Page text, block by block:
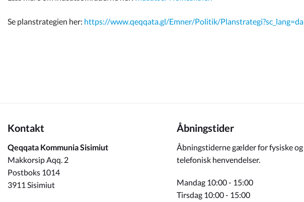
Se planstrategien her: https://www.qeqqata.gl/Emner/Politik/Planstrategi?sc_lang=da
Kontakt
Qeqqata Kommunia Sisimiut
Makkorsip Aqq. 2
Postboks 1014
3911 Sisimiut
Åbningstider
Åbningstiderne gælder for fysiske og
telefonisk henvendelser.
Mandag 10:00 - 15:00
Tirsdag 10:00 - 15:00